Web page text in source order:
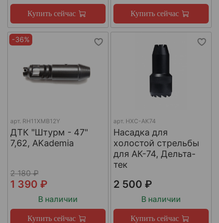
Купить сейчас Купить сейчас
-36%
арт. RH11XMB12Y
ДТК "Штурм - 47"
7,62, AKademia
2 180 ₽
1 390 ₽
В наличии
Купить сейчас
арт. НХС-АК74
Насадка для
холостой стрельбы
для АК-74, Дельта-
тек
2 500 ₽
В наличии
Купить сейчас